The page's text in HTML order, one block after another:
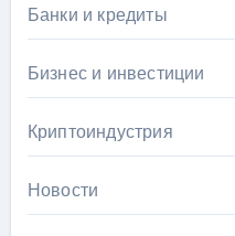
Банки и кредиты
Бизнес и инвестиции
Криптоиндустрия
Новости